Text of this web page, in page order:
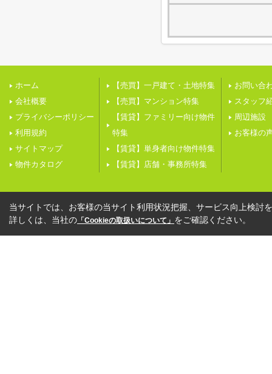
ホーム
会社概要
プライバシーポリシー
利用規約
サイトマップ
物件カタログ
【売買】一戸建て・土地特集
【売買】マンション特集
【賃貸】ファミリー向け物件
特集
【賃貸】単身者向け物件特集
【賃貸】店舗・事務所特集
お問い合
スタッフ
周辺施設
お客様の
当サイトでは、お客様の当サイト利用状況把握、サービス向上検討
詳しくは、当社の 「Cookieの取扱いについて」 をご確認ください。